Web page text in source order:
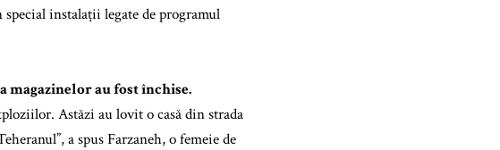
instalații legate de programul
magazinelor au fost închise.
Astăzi au lovit o casă din strada
a spus Farzaneh, o femeie de